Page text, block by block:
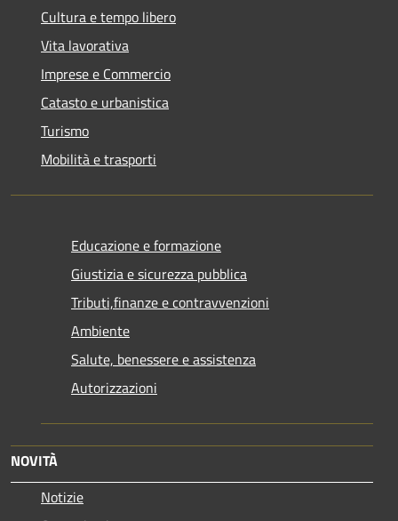
Cultura e tempo libero
Vita lavorativa
Imprese e Commercio
Catasto e urbanistica
Turismo
Mobilità e trasporti
Educazione e formazione
Giustizia e sicurezza pubblica
Tributi,finanze e contravvenzioni
Ambiente
Salute, benessere e assistenza
Autorizzazioni
NOVITÀ
Notizie